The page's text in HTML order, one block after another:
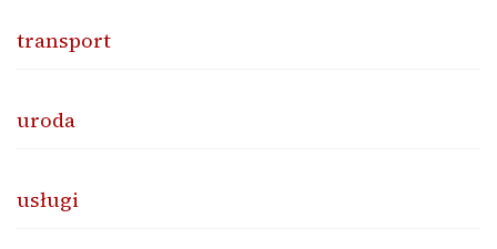
transport
uroda
usługi